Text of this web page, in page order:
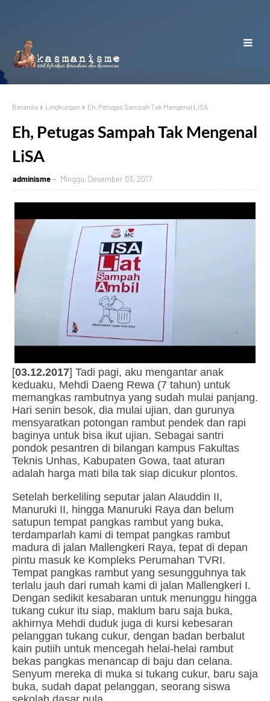
Beranda Lingkungan Eh, Petugas Sampah Tak Mengenal LiSA
Eh, Petugas Sampah Tak Mengenal
LiSA
adminisme Minggu, Desember 03, 2017
[03.12.2017] Tadi pagi, aku mengantar anak
keduaku, Mehdi Daeng Rewa (7 tahun) untuk
memangkas rambutnya yang sudah mulai panjang.
Hari senin besok, dia mulai ujian, dan gurunya
mensyaratkan potongan rambut pendek dan rapi
baginya untuk bisa ikut ujian. Sebagai santri
pondok pesantren di bilangan kampus Fakultas
Teknis Unhas, Kabupaten Gowa, taat aturan
adalah harga mati bila tak siap dicukur plontos.
Setelah berkeliling seputar jalan Alauddin II,
Manuruki II, hingga Manuruki Raya dan belum
satupun tempat pangkas rambut yang buka,
terdamparlah kami di tempat pangkas rambut
madura di jalan Mallengkeri Raya, tepat di depan
pintu masuk ke Kompleks Perumahan TVRI.
Tempat pangkas rambut yang sesungguhnya tak
terlalu jauh dari rumah kami di jalan Mallengkeri I.
Dengan sedikit kesabaran untuk menunggu hingga
tukang cukur itu siap, maklum baru saja buka,
akhirnya Mehdi duduk juga di kursi kebesaran
pelanggan tukang cukur, dengan badan berbalut
kain putiih untuk mencegah helai-helai rambut
bekas pangkas menancap di baju dan celana.
Senyum mereka di muka si tukang cukur, baru saja
buka, sudah dapat pelanggan, seorang siswa